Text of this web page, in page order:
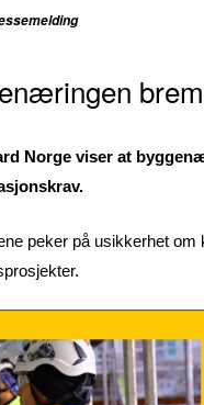
Norge viser at
peker på usikkerhet